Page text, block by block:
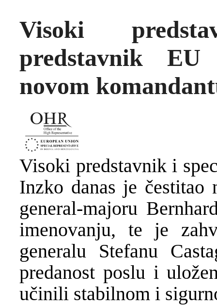
Visoki
predstavnik EU
novom
Visoki predstavnik i
Inzko danas je čestitao
general-majoru
imenovanju, te je
generalu Stefanu
predanost poslu i
učinili stabilnom i